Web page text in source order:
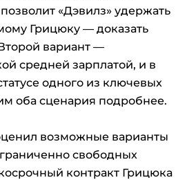
«Дэвилз» удержать
Грицюку — доказать
вариант —
средней зарплатой, и в
одного из ключевых
оба сценария подробнее.
возможные варианты
свободных
контракт Грицюка